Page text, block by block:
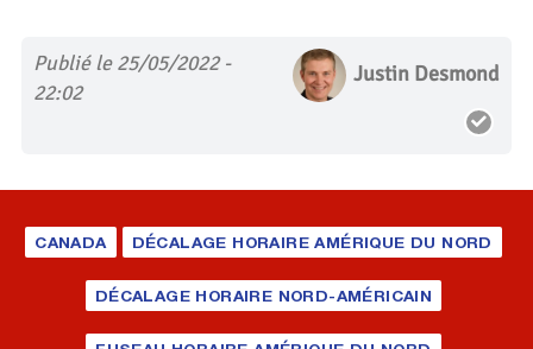
Publié le 25/05/2022 -
22:02
Justin Desmond
CANADA DÉCALAGE HORAIRE AMÉRIQUE DU NORD
DÉCALAGE HORAIRE NORD-AMÉRICAIN